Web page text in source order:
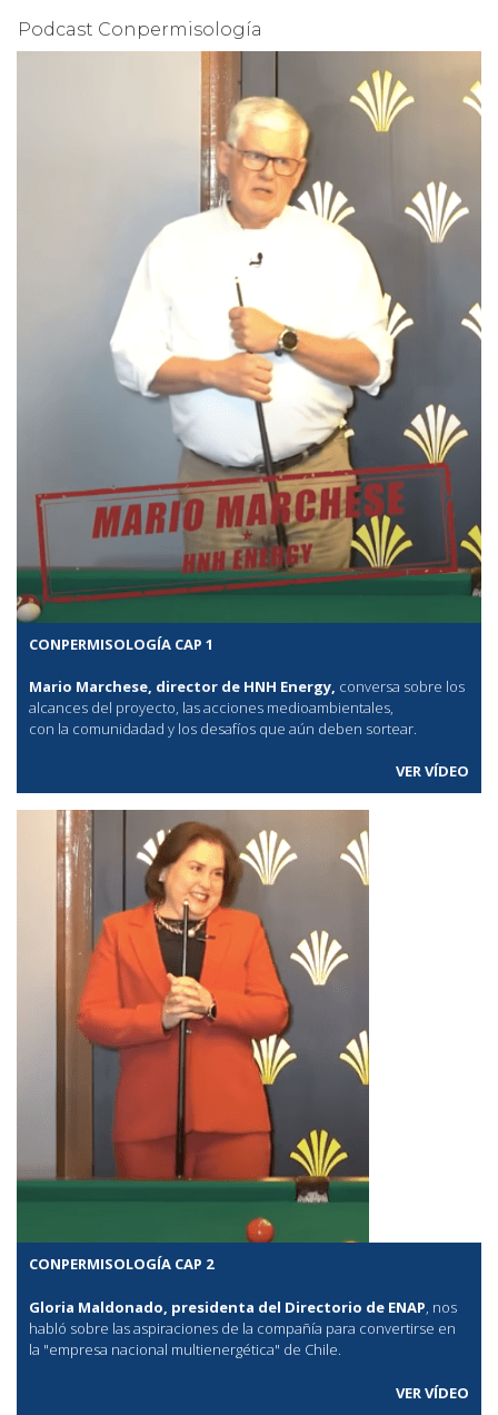
Podcast Conpermisología
CONPERMISOLOGÍA CAP 1
Mario Marchese, director de HNH Energy, conversa sobre los
alcances del proyecto, las acciones medioambientales,
con la comunidadad y los desafíos que aún deben sortear.
VER VÍDEO
CONPERMISOLOGÍA CAP 2
Gloria Maldonado, presidenta del Directorio de ENAP, nos
habló sobre las aspiraciones de la compañía para convertirse en
la "empresa nacional multienergética" de Chile.
VER VÍDEO